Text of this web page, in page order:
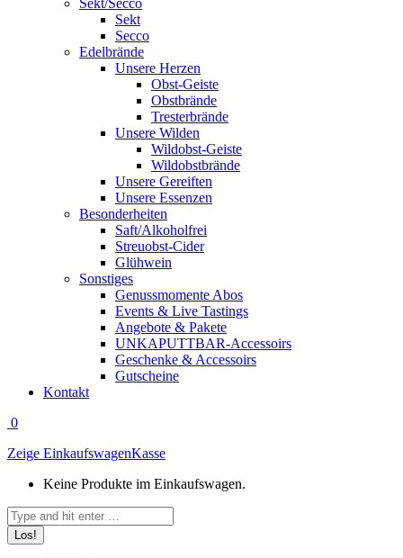
Sekt/Secco
Sekt
Secco
Edelbrände
Unsere Herzen
Obst-Geiste
Obstbrände
Tresterbrände
Unsere Wilden
Wildobst-Geiste
Wildobstbrände
Unsere Gereiften
Unsere Essenzen
Besonderheiten
Saft/Alkoholfrei
Streuobst-Cider
Glühwein
Sonstiges
Genussmomente Abos
Events & Live Tastings
Angebote & Pakete
UNKAPUTTBAR-Accessoirs
Geschenke & Accessoirs
Gutscheine
Kontakt
0
Zeige EinkaufswagenKasse
Keine Produkte im Einkaufswagen.
Search: